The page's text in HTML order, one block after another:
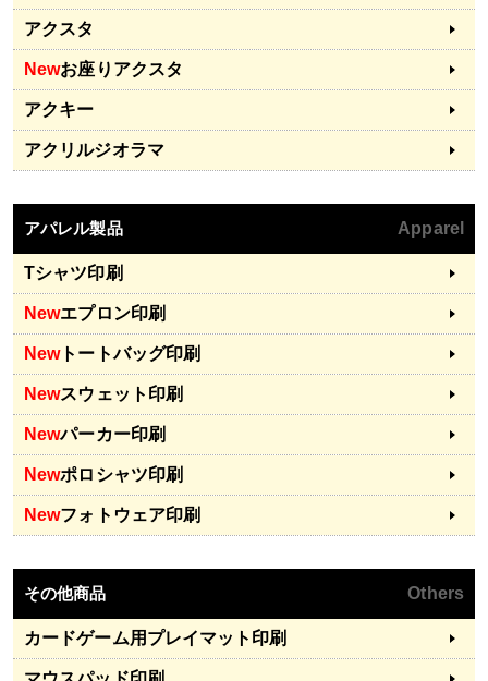
アクスタ
Newお座りアクスタ
アクキー
アクリルジオラマ
アパレル製品 Apparel
Tシャツ印刷
Newエプロン印刷
Newトートバッグ印刷
Newスウェット印刷
Newパーカー印刷
Newポロシャツ印刷
Newフォトウェア印刷
その他商品 Others
カードゲーム用プレイマット印刷